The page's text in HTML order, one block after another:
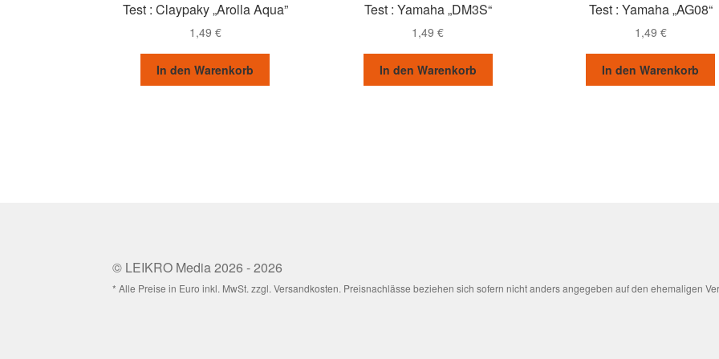
Test : Claypaky „Arolla Aqua”
1,49 €
In den Warenkorb
Test : Yamaha „DM3S“
1,49€
In den Warenkorb
Test : Yamaha „AG08“
1,49 €
In den Warenkorb
© LEIKRO Media 2026 - 2026
* Alle Preise in Euro inkl. MwSt. zzgl. Versandkosten. Preisnachlässe beziehen sich sofern nicht anders angegeben auf den ehemaligen